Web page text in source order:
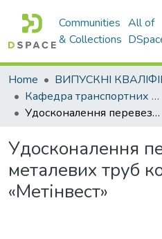
Communities
& Collections
All of
Home
Кафедра транспортних технологій
Удосконалення перевезення металевих труб компанією «Метінвест»
Удосконалення
металевих труб
«Метінвест»